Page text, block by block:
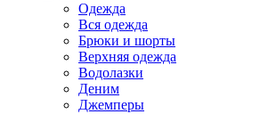
Одежда
Вся одежда
Брюки и шорты
Верхняя одежда
Водолазки
Деним
Джемперы